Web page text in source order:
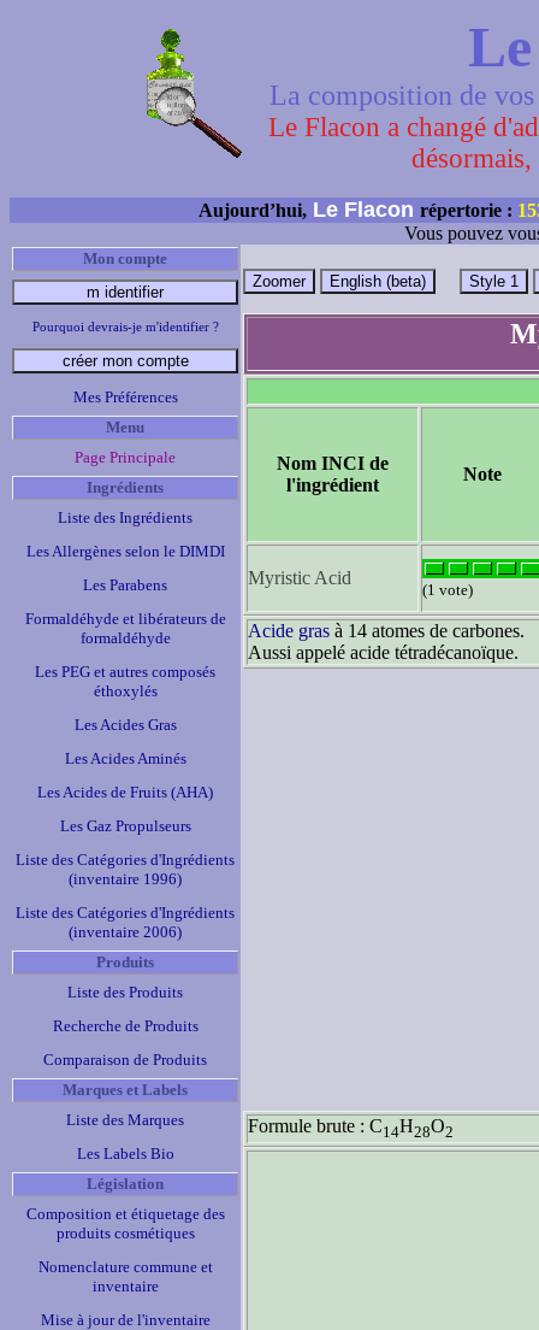
La composition de
Le Flacon a changé
Aujourd’hui, Le Flacon répertorie :
Vous pouvez
Mon compte
Pourquoi devrais-je m'identifier ?
Mes Préférences
Menu
Page Principale
Ingrédients
Liste des Ingrédients
Les Allergènes selon le DIMDI
Les Parabens
Formaldéhyde et libérateurs de
formaldéhyde
Les PEG et autres composés
éthoxylés
Les Acides Gras
Les Acides Aminés
Les Acides de Fruits (AHA)
Les Gaz Propulseurs
Liste des Catégories d'Ingrédients
(inventaire 1996)
Liste des Catégories d'Ingrédients
(inventaire 2006)
Produits
Liste des Produits
Recherche de Produits
Comparaison de Produits
Marques et Labels
Liste des Marques
Les Labels Bio
Législation
Composition et étiquetage des
produits cosmétiques
Nomenclature commune et
inventaire
Mise à jour de l'inventaire
Nom INCI de
l'ingrédient
Note
Myristic Acid
(1 vote)
Acide gras à 14 atomes de carbones.
Aussi appelé acide tétradécanoïque.
Formule brute : C14H28O2